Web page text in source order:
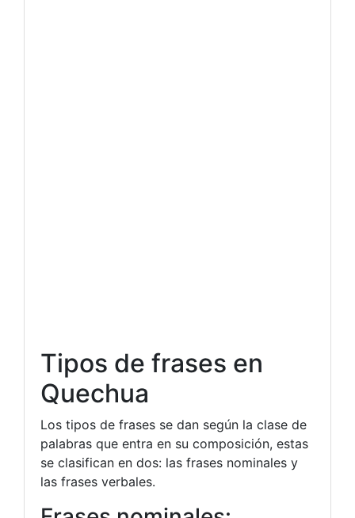
Tipos de frases en
Quechua
Los tipos de frases se dan según la clase de
palabras que entra en su composición, estas
se clasifican en dos: las frases nominales y
las frases verbales.